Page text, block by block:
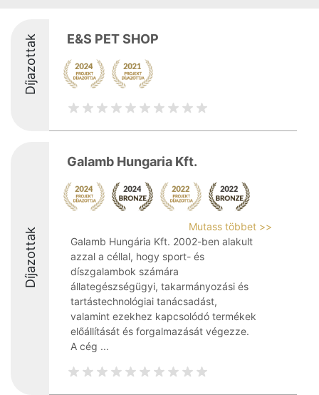
Díjazottak E&S PET SHOP
Díjazottak
Galamb Hungaria Kft.
Mutass többet >>
Galamb Hungária Kft. 2002-ben alakult
azzal a céllal, hogy sport- és
díszgalambok számára
állategészségügyi, takarmányozási és
tartástechnológiai tanácsadást,
valamint ezekhez kapcsolódó termékek
előállítását és forgalmazását végezze.
A cég ...